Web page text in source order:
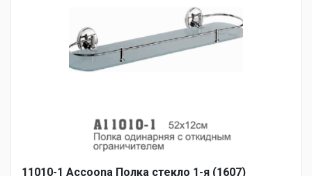
11010-1 Accoona Полка стекло 1-я (1607)